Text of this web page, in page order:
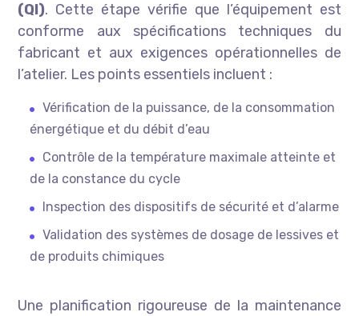
(QI). Cette étape vérifie que l’équipement est
conforme aux spécifications techniques du
fabricant et aux exigences opérationnelles de
l’atelier. Les points essentiels incluent :
Vérification de la puissance, de la consommation
énergétique et du débit d’eau
Contrôle de la température maximale atteinte et
de la constance du cycle
Inspection des dispositifs de sécurité et d’alarme
Validation des systèmes de dosage de lessives et
de produits chimiques
Une planification rigoureuse de la maintenance